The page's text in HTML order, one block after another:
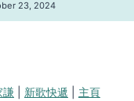
23, 2024
謙 新歌快遞 主頁